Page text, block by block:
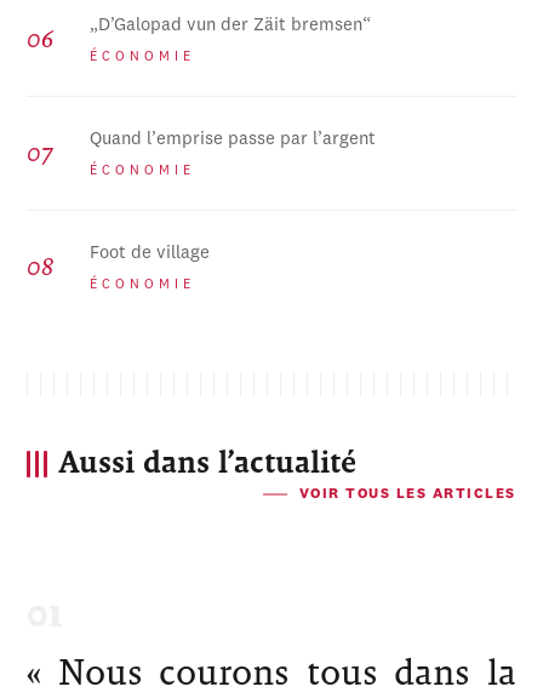
„D’Galopad vun der Zäit bremsen“
ÉCONOMIE
Quand l’emprise passe par l’argent
ÉCONOMIE
Foot de village
ÉCONOMIE
Aussi dans l’actualité
VOIR TOUS LES ARTICLES
« Nous courons tous dans la